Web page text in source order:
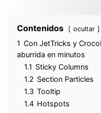
Contenidos ocultar
1 Con JetTricks y
aburrida en minutos
1.1 Sticky Columns
1.2 Section Particles
1.3 Tooltip
1.4 Hotspots